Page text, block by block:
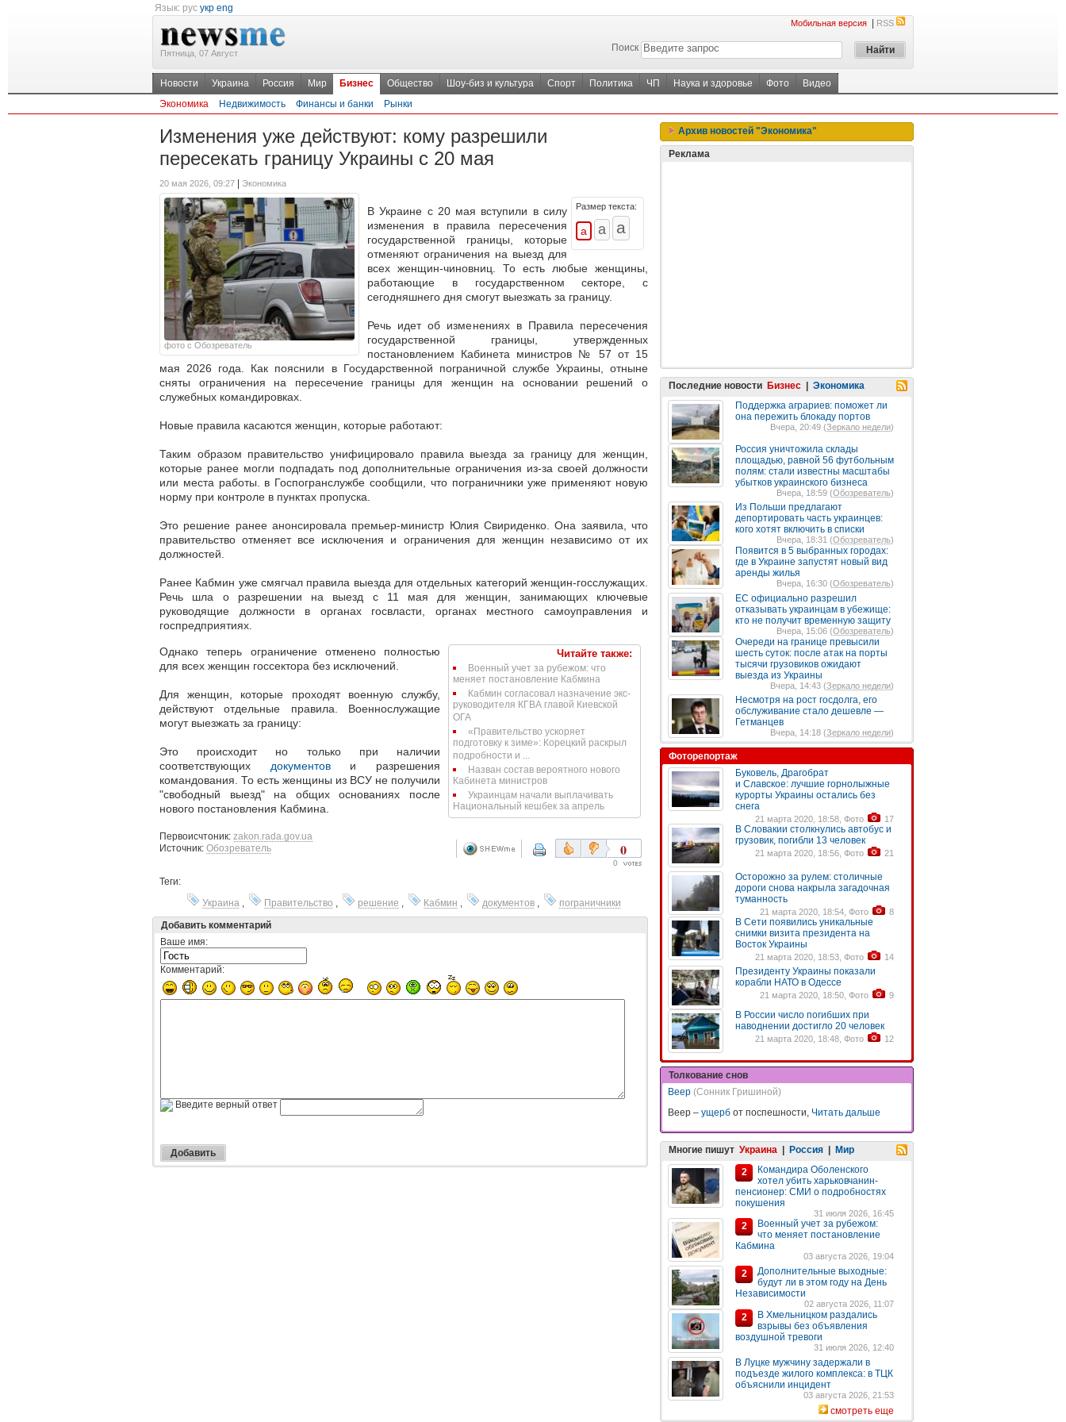
Язык: рус укр eng
Пятница, 07 Август
Мобильная версия RSS
Поиск
Новости Украина Россия Мир Бизнес Общество Шоу-биз и культура Спорт Политика ЧП Наука и здоровье Фото
Видео
Экономика
Недвижимость Финансы и банки Рынки
Изменения уже действуют: кому разрешили
пересекать границу Украины с 20 мая
20 мая 2026, 09:27 Экономика
фото с Обозреватель
Размер текста:
В Украине с 20 мая вступили в силу
изменения в правила пересечения
государственной границы, которые
отменяют ограничения на выезд для
всех женщин-чиновниц. То есть любые женщины,
работающие в государственном секторе, с
сегодняшнего дня смогут выезжать за границу.
Речь идет об изменениях в Правила пересечения
государственной границы, утвержденных
постановлением Кабинета министров № 57 от 15
мая 2026 года. Как пояснили в Государственной пограничной службе Украины, отныне
сняты ограничения на пересечение границы для женщин на основании решений о
служебных командировках.
Новые правила касаются женщин, которые работают:
Таким образом правительство унифицировало правила выезда за границу для женщин,
которые ранее могли подпадать под дополнительные ограничения из-за своей должности
или места работы. в Госпогранслужбе сообщили, чтопограничники уже применяют новую
норму при контроле в пунктах пропуска.
Это решение ранее анонсировала премьер-министр Юлия Свириденко. Она заявила, что
правительство отменяет все исключения и ограничения для женщин независимо от их
должностей.
Ранее Кабмин уже смягчал правила выезда для отдельных категорий женщин-госслужащих.
Речь шла о разрешении на выезд с 11 мая для женщин, занимающих ключевые
руководящие должности в органах госвласти, органах местного самоуправления и
госпредприятиях.
Читайте также:
Военный учет за рубежом: что
меняет постановление Кабмина
Кабмин согласовал назначение экс-
руководителя КГВА главой Киевской
ОГА
«Правительство ускоряет
подготовку к зиме»: Корецкий раскрыл
подробности и ...
Назван состав вероятного нового
Кабинета министров
Украинцам начали выплачивать
Национальный кешбек за апрель
Однако теперь ограничение отменено полностью
для всех женщин госсектора без исключений.
Для женщин, которые проходят военную службу,
действуют отдельные правила. Военнослужащие
могут выезжать за границу:
Это происходит но только при наличии
соответствующих документови разрешения
командования . То есть женщины из ВСУ не получили
"свободный выезд" на общих основаниях после
нового постановления Кабмина.
Первоисчтоник: zakon.rada.gov.ua
Источник: Обозреватель 0
0
Теги:
Украина , Правительство , решение , Кабмин , документов ,
пограничники
Добавить комментарий
Ваше имя:
Комментарий:
Введите верный ответ
Архив новостей "Экономика"
Реклама
Последние новости Бизнес
Экономика
Поддержка аграриев: поможет ли
она пережить блокаду портов
Вчера, 20:49 (Зеркало недели)
Россия уничтожила склады
площадью, равной 56 футбольным
полям: стали известны масштабы
убытков украинского бизнеса
Вчера, 18:59 (Обозреватель)
Из Польши предлагают
депортировать часть украинцев:
кого хотят включить в списки
Вчера, 18:31 (Обозреватель)
Появится в 5 выбранных городах:
где в Украине запустят новый вид
аренды жилья
Вчера, 16:30 (Обозреватель)
ЕС официально разрешил
отказывать украинцам в убежище:
кто не получит временную защиту
Вчера, 15:06 (Обозреватель)
Очереди на границе превысили
шесть суток: после атак на порты
тысячи грузовиков ожидают
выезда из Украины
Вчера, 14:43 (Зеркало недели)
Несмотря на рост госдолга, его
обслуживание стало дешевле —
Гетманцев
Вчера, 14:18 (Зеркало недели)
Фоторепортаж
Буковель, Драгобрат
и Славское: лучшие горнолыжные
курорты Украины остались без
снега
21 марта 2020, 18:58, Фото 17
В Словакии столкнулись автобус и
грузовик, погибли 13 человек
21 марта 2020, 18:56, Фото 21
Осторожно за рулем: столичные
дороги снова накрыла загадочная
туманность
21 марта 2020, 18:54, Фото 8
В Сети появились уникальные
снимки визита президента на
Восток Украины
21 марта 2020, 18:53, Фото 14
Президенту Украины показали
корабли НАТО в Одессе
21 марта 2020, 18:50, Фото 9
В России число погибших при
наводнении достигло 20 человек
21 марта 2020, 18:48, Фото 12
Толкование снов
Веер (Сонник Гришиной)
Веер – ущерб от поспешности, Читать дальше
Многие пишут Украина | Россия | Мир
2
Командира Оболенского
хотел убить харьковчанин-
пенсионер: СМИ о подробностях
покушения
31 июля 2026, 16:45
2
Военный учет за рубежом:
что меняет постановление
Кабмина
03 августа 2026, 19:04
2
Дополнительные выходные:
будут ли в этом году на День
Независимости
02 августа 2026, 11:07
2
В Хмельницком раздались
взрывы без объявления
воздушной тревоги
31 июля 2026, 12:40
В Луцке мужчину задержали в
подъезде жилого комплекса: в ТЦК
объяснили инцидент
03 августа 2026, 21:53
смотреть еще